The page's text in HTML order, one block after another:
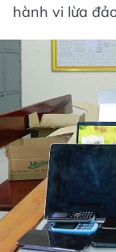
hành vi lừa